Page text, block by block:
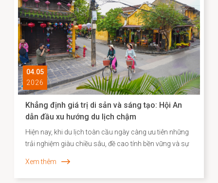
tác của Nhật Bản - là minh chứng cho hơn 400 năm
lịch sử giao thương năng động giữa hai dân tộc trên
những vùng biển tự do.
04.05
2026
Khẳng định giá trị di sản và sáng tạo: Hội An
dẫn đầu xu hướng du lịch chậm
Hiện nay, khi du lịch toàn cầu ngày càng ưu tiên những
trải nghiệm giàu chiều sâu, đề cao tính bền vững và sự
châu Á. Việc Hội An vươn lên vị trí dẫn đầu không chỉ
Xem thêm